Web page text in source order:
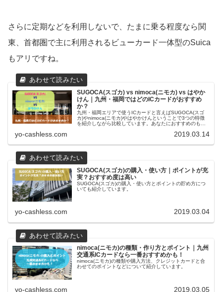
さらに定期などを利用しないで、たまに乗る程度なら関
東、首都圏で主に利用されるビューカード一体型のSuica
もアリですね。
SUGOCA(スゴカ) vs nimoca(ニモカ) vs はやか
けん｜九州・福岡ではどのICカードがおすすめ
か？
九州・福岡エリアで使うICカードと言えばSUGOCA(スゴ
カ)やnimoca(ニモカ)やはやかけんということで3つの特徴
を紹介しながら比較しています。あなたにおすすめのもの
yo-cashless.com 2019.03.14
SUGOCA(スゴカ)の購入・使い方｜ポイントが充
実？おすすめ度は高い
SUGOCA(スゴカ)の購入・使い方とポイントの貯め方につ
いても紹介しています。
yo-cashless.com 2019.03.04
nimoca(ニモカ)の種類・作り方とポイント｜九州
交通系ICカードなら一番おすすめかも！
nimoca(ニモカ)の種類や購入方法、クレジットカードと合
わせてのポイントなどについて紹介しています。
yo-cashless.com 2019.03.05